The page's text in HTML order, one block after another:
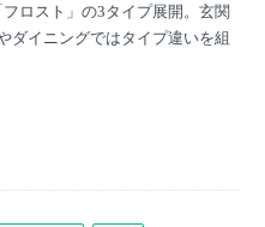
ロスト」の3タイプ展開。玄関
ダイニングではタイプ違いを組